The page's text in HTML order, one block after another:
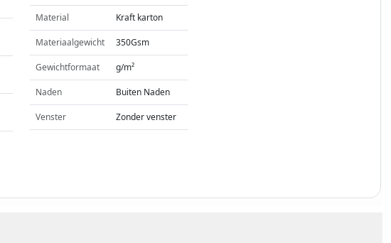
Material Kraft karton
Materiaalgewicht 350Gsm
Gewichtformaat g/m²
Naden Buiten Naden
Venster Zonder venster